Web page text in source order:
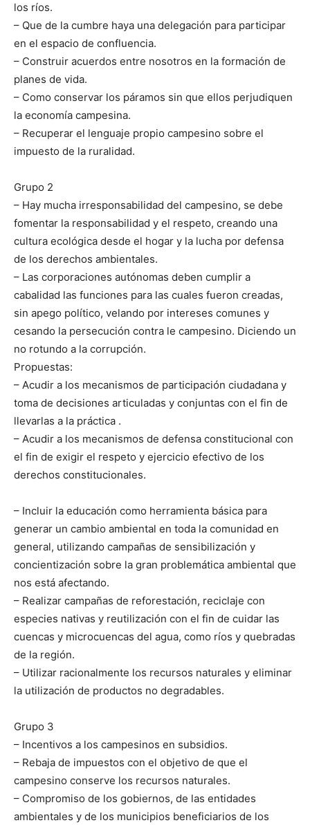
los ríos.
– Que de la cumbre haya una delegación para participar
en el espacio de confluencia.
– Construir acuerdos entre nosotros en la formación de
planes de vida.
– Como conservar los páramos sin que ellos perjudiquen
la economía campesina.
– Recuperar el lenguaje propio campesino sobre el
impuesto de la ruralidad.
Grupo 2
– Hay mucha irresponsabilidad del campesino, se debe
fomentar la responsabilidad y el respeto, creando una
cultura ecológica desde el hogar y la lucha por defensa
de los derechos ambientales.
– Las corporaciones autónomas deben cumplir a
cabalidad las funciones para las cuales fueron creadas,
sin apego político, velando por intereses comunes y
cesando la persecución contra le campesino. Diciendo un
no rotundo a la corrupción.
Propuestas:
– Acudir a los mecanismos de participación ciudadana y
toma de decisiones articuladas y conjuntas con el fin de
llevarlas a la práctica .
– Acudir a los mecanismos de defensa constitucional con
el fin de exigir el respeto y ejercicio efectivo de los
derechos constitucionales.
– Incluir la educación como herramienta básica para
generar un cambio ambiental en toda la comunidad en
general, utilizando campañas de sensibilización y
concientización sobre la gran problemática ambiental que
nos está afectando.
– Realizar campañas de reforestación, reciclaje con
especies nativas y reutilización con el fin de cuidar las
cuencas y microcuencas del agua, como ríos y quebradas
de la región.
– Utilizar racionalmente los recursos naturales y eliminar
la utilización de productos no degradables.
Grupo 3
– Incentivos a los campesinos en subsidios.
– Rebaja de impuestos con el objetivo de que el
campesino conserve los recursos naturales.
– Compromiso de los gobiernos, de las entidades
ambientales y de los municipios beneficiarios de los